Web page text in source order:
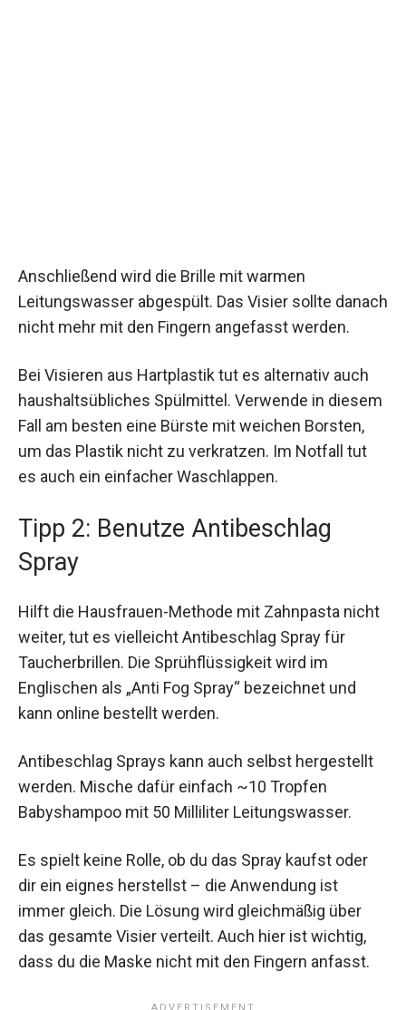
Anschließend wird die Brille mit warmen
Leitungswasser abgespült. Das Visier sollte danach
nicht mehr mit den Fingern angefasst werden.
Bei Visieren aus Hartplastik tut es alternativ auch
haushaltsübliches Spülmittel. Verwende in diesem
Fall am besten eine Bürste mit weichen Borsten,
um das Plastik nicht zu verkratzen. Im Notfall tut
es auch ein einfacher Waschlappen.
Tipp 2: Benutze Antibeschlag
Spray
Hilft die Hausfrauen-Methode mit Zahnpasta nicht
weiter, tut es vielleicht Antibeschlag Spray für
Taucherbrillen. Die Sprühflüssigkeit wird im
Englischen als „Anti Fog Spray“ bezeichnet und
kann online bestellt werden.
Antibeschlag Sprays kann auch selbst hergestellt
werden. Mische dafür einfach ~10 Tropfen
Babyshampoo mit 50 Milliliter Leitungswasser.
Es spielt keine Rolle, ob du das Spray kaufst oder
dir ein eignes herstellst – die Anwendung ist
immer gleich. Die Lösung wird gleichmäßig über
das gesamte Visier verteilt. Auch hier ist wichtig,
dass du die Maske nicht mit den Fingern anfasst.